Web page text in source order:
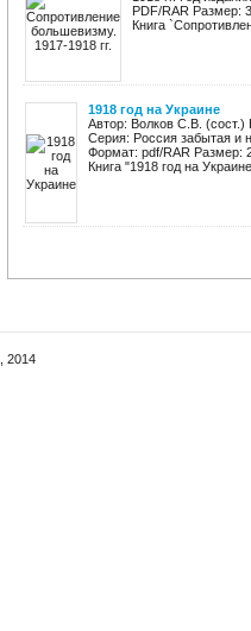
PDF/RAR Размер:
Книга
1918 год на Украине
Автор: Волков С.В. (сост.)
Серия: Россия забытая и
Формат: pdf/RAR Размер:
Книга "1918 год на
2014